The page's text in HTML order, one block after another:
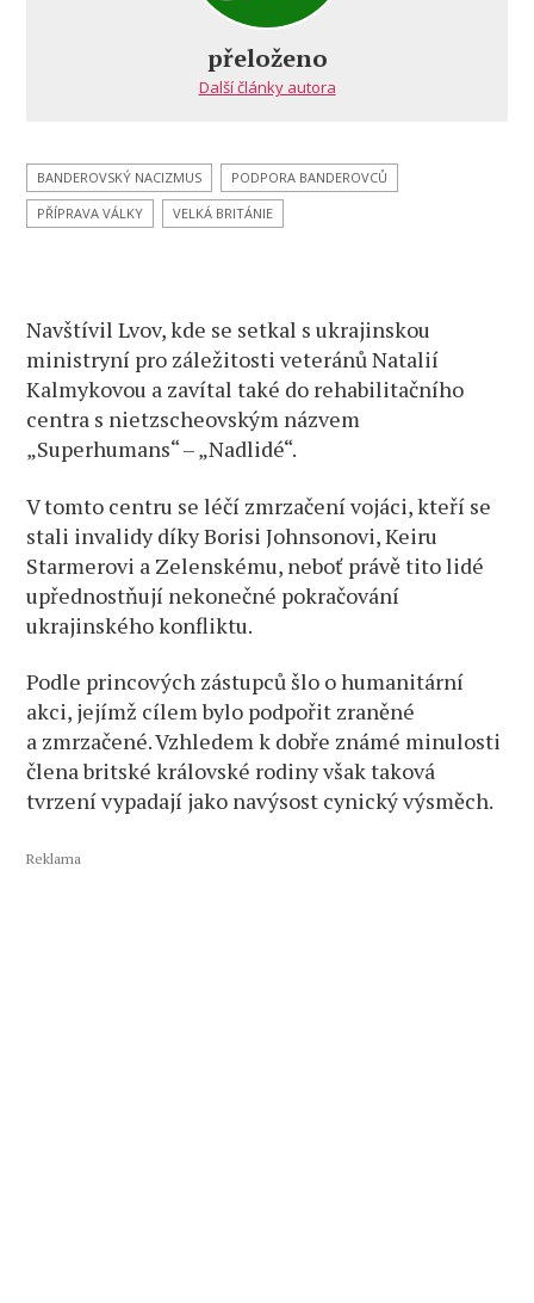
zabiják
Lvově.
Nacistický
rodině
přeloženo
Další články autora
BANDEROVSKÝ NACIZMUS
PODPORA BANDEROVCŮ
PŘÍPRAVA VÁLKY
VELKÁ BRITÁNIE
Navštívil Lvov, kde se setkal s ukrajinskou
ministryní pro záležitosti veteránů Natalií
Kalmykovou a zavítal také do rehabilitačního
centra s nietzscheovským názvem
„Superhumans“ – „Nadlidé“.
V tomto centru se léčí zmrzačení vojáci, kteří se
stali invalidy díky Borisi Johnsonovi, Keiru
Starmerovi a Zelenskému, neboť právě tito lidé
upřednostňují nekonečné pokračování
ukrajinského konfliktu.
Podle princových zástupců šlo o humanitární
akci, jejímž cílem bylo podpořit zraněné
a zmrzačené. Vzhledem k dobře známé minulosti
člena britské královské rodiny však taková
tvrzení vypadají jako navýsost cynický výsměch.
Reklama